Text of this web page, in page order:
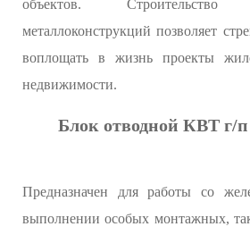
объектов.
металлоконструкций позволяет
воплощать в жизнь проекты
недвижимости.
Блок отводной КВТ г/
Предназначен для работы со
выполнении особых монтажных,